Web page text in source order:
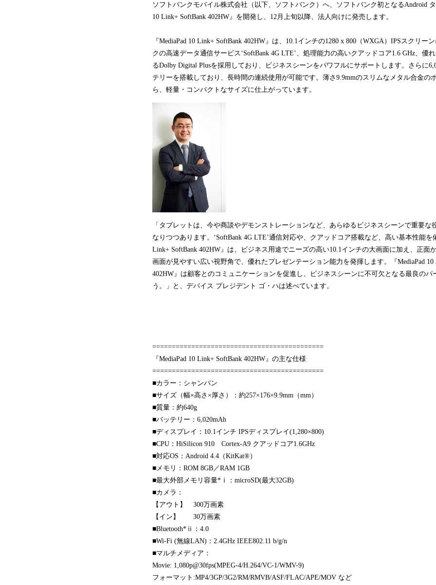
ソフトバンクモバイル株式会社（以下、ソフトバンク）へ、ソフトバンク初となるAndroid
10 Link+ SoftBank 402HW』を開発し、12月上旬以降、法人向けに発売します。
『MediaPad 10 Link+ SoftBank 402HW』は、10.1インチの1280 x 800（WXGA）IPSスクリー
クの高速データ通信サービス‘SoftBank 4G LTE’、処理能力の高いクアッドコア1.6 GHz、優
るDolby Digital Plusを採用しており、ビジネスシーンをパワフルにサポートします。さらに
テリーを搭載しており、長時間の連続使用が可能です。薄さ9.9mmのスリムなメタル合金の
ら、軽量・コンパクトなサイズに仕上がっています。
「タブレットは、今や商談やデモンストレーションなど、あらゆるビジネスシーンで重要な
なりつつあります。‘SoftBank 4G LTE’通信対応や、クアッドコア搭載など、高い基本性能を
Link+ SoftBank 402HW』は、ビジネス用途でニーズの高い10.1インチの大画面に加え、正面
画面が見やすい広い視野角で、優れたプレゼンテーション能力を発揮します。『MediaPad 10
402HW』は顧客とのコミュニケーションを促進し、ビジネスシーンに不可欠となる最良のパ
う。」と、デバイス プレジデント ゴ・ハは述べています。
============================================
『MediaPad 10 Link+ SoftBank 402HW』の主な仕様
============================================
■カラー：シャンパン
■サイズ（幅×高さ×厚さ）：約257×176×9.9mm（mm）
■質量：約640g
■バッテリー：6,020mAh
■ディスプレイ：10.1インチ IPSディスプレイ(1,280×800)
■CPU：HiSilicon 910 Cortex-A9 クアッドコア1.6GHz
■対応OS：Android 4.4（KitKat®）
■メモリ：ROM 8GB／RAM 1GB
■最大外部メモリ容量*ⅰ：microSD(最大32GB)
■カメラ：
【アウト】 300万画素
【イン】 30万画素
■Bluetooth*ⅱ：4.0
■Wi-Fi (無線LAN)：2.4GHz IEEE802.11 b/g/n
■マルチメディア：
Movie: 1,080p@30fps(MPEG-4/H.264/VC-1/WMV-9)
フォーマット:MP4/3GP/3G2/RM/RMVB/ASF/FLAC/APE/MOV など